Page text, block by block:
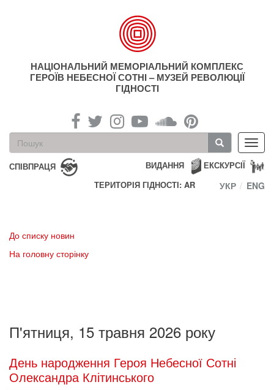
НАЦІОНАЛЬНИЙ МЕМОРІАЛЬНИЙ КОМПЛЕКС
ГЕРОЇВ НЕБЕСНОЇ СОТНІ – МУЗЕЙ РЕВОЛЮЦІЇ
ГІДНОСТІ
Пошукова
форма
Пошук
СПІВПРАЦЯ ЕКСКУРСІЇ
ВИДАННЯ
ТЕРИТОРІЯ ГІДНОСТІ: AR
УКР ENG
До списку новин
На головну сторінку
П'ятниця, 15 травня 2026 року
День народження Героя Небесної Сотні
Олександра Клітинського